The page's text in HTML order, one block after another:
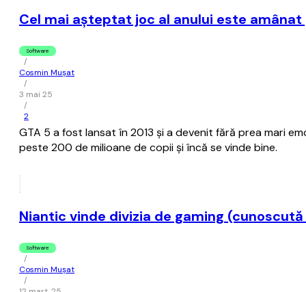
Cel mai aşteptat joc al anului este
Software
/
Cosmin Mușat
/
3 mai 25
/
2
GTA 5 a fost lansat în 2013 şi a devenit fără prea mari
peste 200 de milioane de copii şi încă se vinde bine.
Niantic vinde divizia de gaming
Software
/
Cosmin Mușat
/